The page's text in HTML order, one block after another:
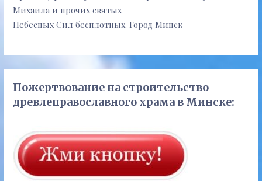
Михаила и прочих святых
Небесных Сил бесплотных. Город Минск
Пожертвование на строительство
древлеправославного храма в Минске: